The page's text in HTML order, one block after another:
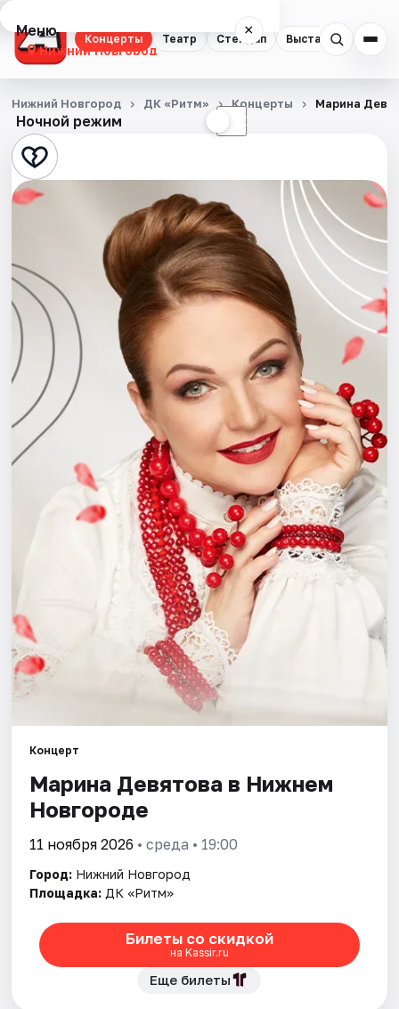
Концерты Театр Стендап Выставки
Меню ×
Нижний Новгород
Концерты
Театр
Стендап
Квесты
Экскурсии
Спорт
События
Города
Площадки
Артисты
Ночной режим ☾
Нижний Новгород ДК «Ритм» Концерты Марина
Концерт
Марина Девятова в Нижнем
Новгороде
11 ноября 2026 • среда • 19:00
Город: Нижний Новгород
Площадка: ДК «Ритм»
Билеты со скидкой
на Kassir.ru
Еще билеты